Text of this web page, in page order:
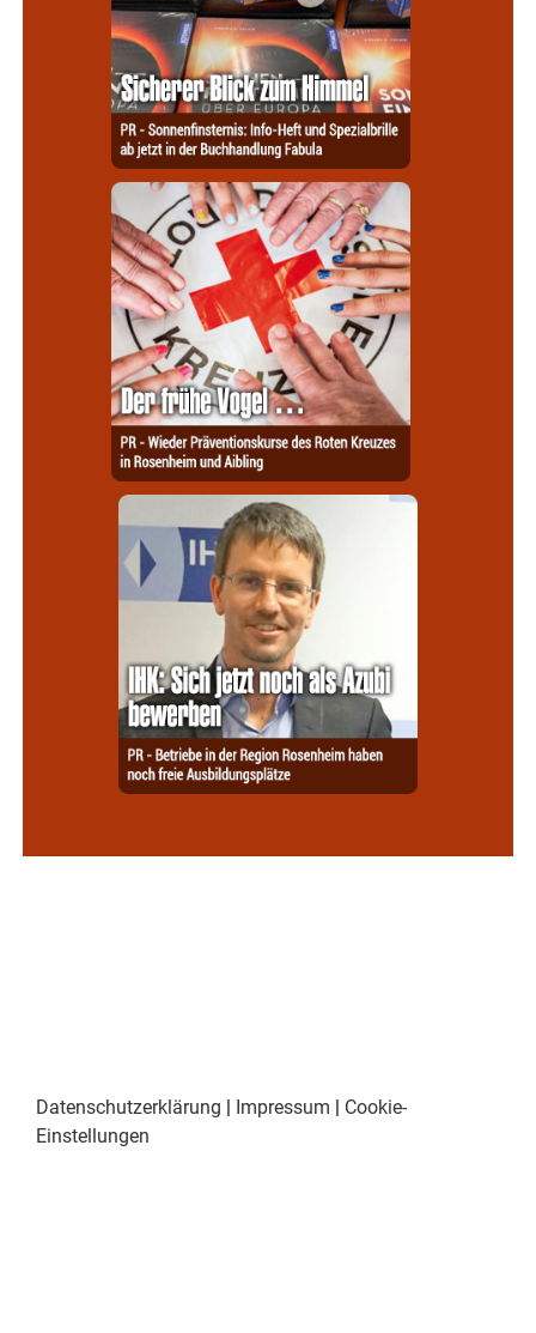
Datenschutzerklärung | Impressum | Cookie-
Einstellungen